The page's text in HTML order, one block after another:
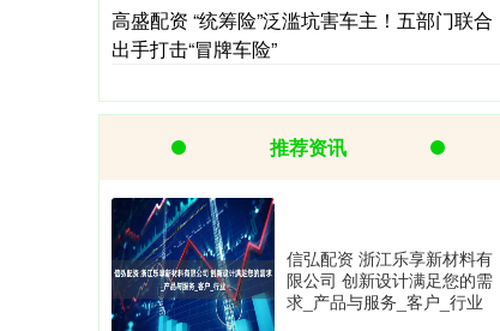
高盛配资 “统筹险”泛滥坑害车主！五部门联合
出手打击“冒牌车险”
推荐资讯
信弘配资 浙江乐享新材料有
限公司 创新设计满足您的需
求_产品与服务_客户_行业